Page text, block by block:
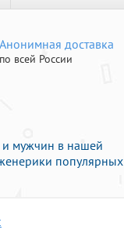
Анонимная доставка
по всей России
мужчин в нашей
популярных